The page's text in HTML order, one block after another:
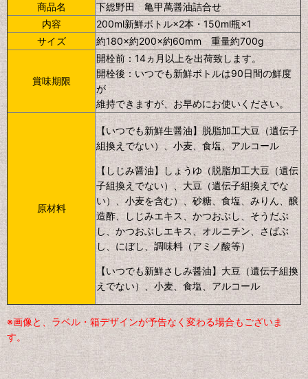
商品名
下総野田 亀甲萬醤油詰合せ
内容
200ml新鮮ボトル×2本・150ml瓶×1
サイズ
約180×約200×約60mm 重量約700g
賞味期限
開栓前：14ヵ月以上を出荷致します。
開栓後：いつでも新鮮ボトルは90日間の鮮度
が
維持できますが、お早めにお使いください。
原材料
【いつでも新鮮生醤油】脱脂加工大豆（遺伝子
組換えでない）、小麦、食塩、アルコール
【しじみ醤油】しょうゆ（脱脂加工大豆（遺伝
子組換えでない）、大豆（遺伝子組換えでな
い）、小麦を含む）、砂糖、食塩、みりん、醸
造酢、しじみエキス、かつおぶし、そうだぶ
し、かつおぶしエキス、オルニチン、さばぶ
し、にぼし、調味料（アミノ酸等）
【いつでも新鮮さしみ醤油】大豆（遺伝子組換
えでない）、小麦、食塩、アルコール
※画像と、ラベル・箱デザインが予告なく変わる場合もございま
す。